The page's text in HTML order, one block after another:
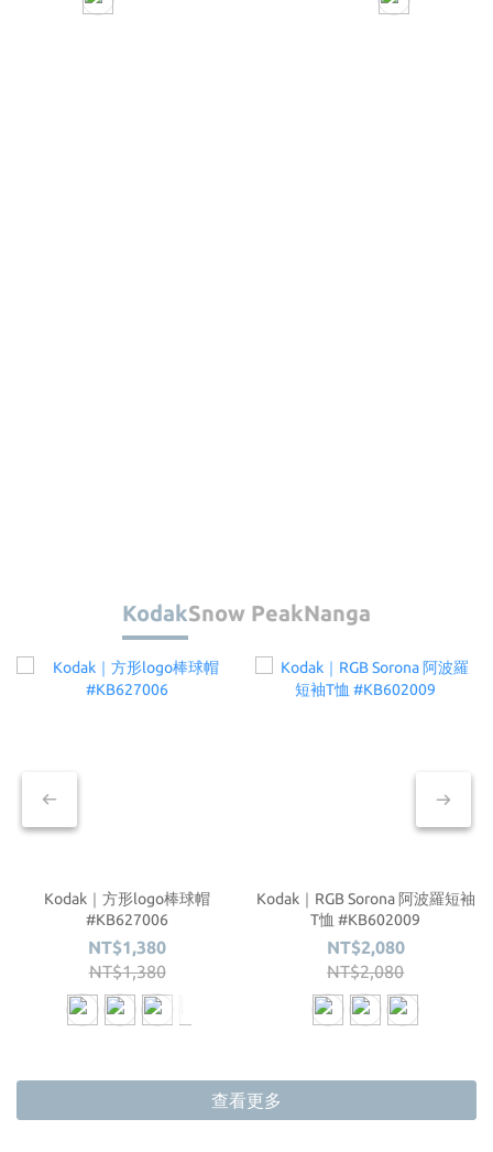
KodakSnow PeakNanga
Kodak｜方形logo棒球帽
#KB627006
NT$1,380
NT$1,380
Kodak｜RGB Sorona 阿波羅短袖
T恤 #KB602009
NT$2,080
NT$2,080
查看更多